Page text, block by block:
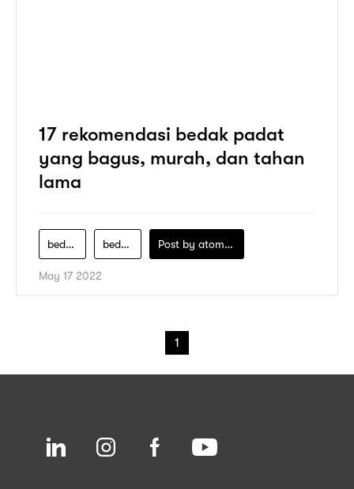
17 rekomendasi bedak padat
yang bagus, murah, dan tahan
lama
bedak-padat-untuk-remaja bedak-padat-yang-bagus Post by atomeind
May 17 2022
1